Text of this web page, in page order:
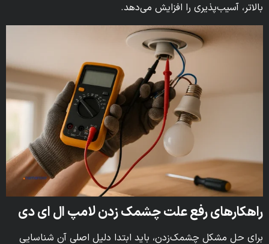
بالاتر، آسیب‌پذیری را افزایش می‌دهد.
راهکارهای رفع علت چشمک زدن لامپ ال ای دی
برای حل مشکل چشمک‌زدن، باید ابتدا دلیل اصلی آن شناسایی